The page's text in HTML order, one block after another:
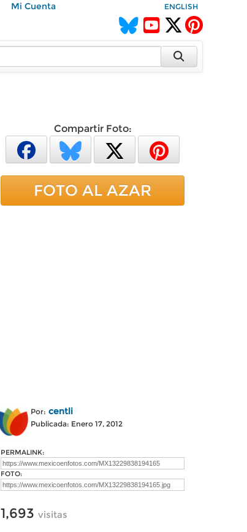
Mi Cuenta ENGLISH
Compartir Foto:
FOTO AL AZAR
Por: centli
Publicada: Enero 17, 2012
PERMALINK:
FOTO:
1,693 visitas